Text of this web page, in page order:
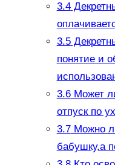
3.4
3.5
понятие и
3.6Может
отпуск по
3.7Можно
бабушку,а